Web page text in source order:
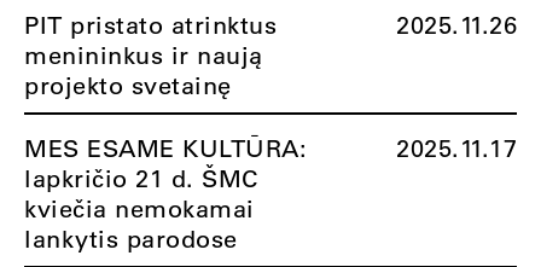
PIT pristato atrinktus
menininkus ir naują
projekto svetainę
2025.11.26
MES ESAME KULTŪRA:
lapkričio 21 d. ŠMC
kviečia nemokamai
lankytis parodose
2025.11.17